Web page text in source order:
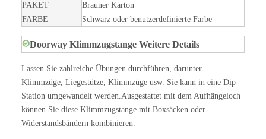
PAKET
Brauner Karton
FARBE
Schwarz oder benutzerdefinierte Farbe
Doorway Klimmzugstange Weitere Details
Lassen Sie zahlreiche Übungen durchführen, darunter
Klimmzüge, Liegestütze, Klimmzüge usw. Sie kann in eine Dip-
Station umgewandelt werden.Ausgestattet mit dem Aufhängeloch
können Sie diese Klimmzugstange mit Boxsäcken oder
Widerstandsbändern kombinieren.